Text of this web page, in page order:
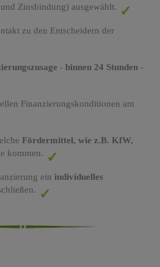
Zinsbindung) ausgewählt.
zu den Entscheidern der
- binnen 24 Stunden-
Finanzierungskonditionen am
Fördermittel, wie z.B. KfW,
kommen.
ein individuelles